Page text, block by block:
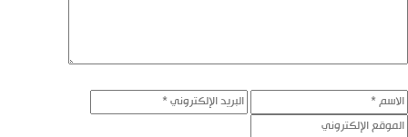
البريد
الإلكتروني
الإلكتروني